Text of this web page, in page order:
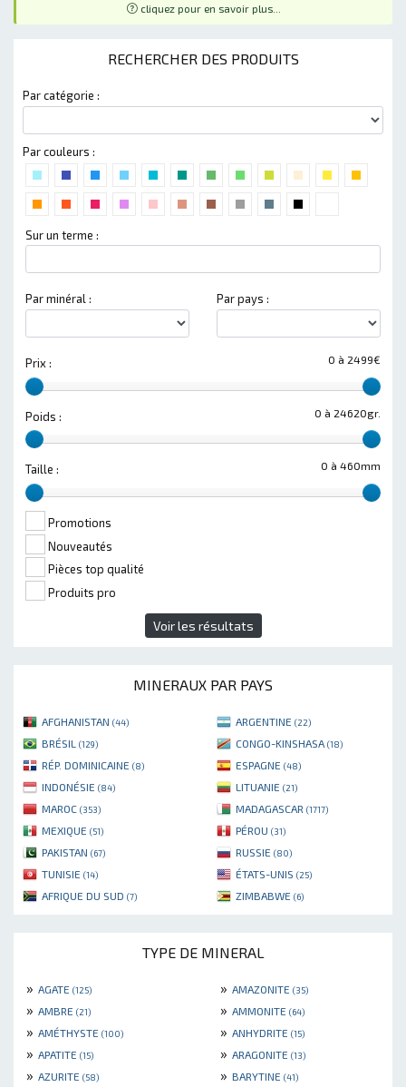
cliquez pour en savoir plus...
RECHERCHER DES PRODUITS
Par catégorie :
Par couleurs :
Sur un terme :
Par minéral : Par pays :
0 à 2499€
Prix :
0 à 24620gr.
Poids :
0 à 460mm
Taille :
Promotions
Nouveautés
Pièces top qualité
Produits pro
Voir les résultats
MINERAUX PAR PAYS
AFGHANISTAN (44) ARGENTINE (22)
BRÉSIL (129) CONGO-KINSHASA (18)
RÉP. DOMINICAINE (8) ESPAGNE (48)
INDONÉSIE (84) LITUANIE (21)
MAROC (353) MADAGASCAR (1717)
MEXIQUE (51) PÉROU (31)
PAKISTAN (67) RUSSIE (80)
TUNISIE (14) ÉTATS-UNIS (25)
AFRIQUE DU SUD (7) ZIMBABWE (6)
TYPE DE MINERAL
» AGATE (125) » AMAZONITE (35)
» AMBRE (21) » AMMONITE (64)
» AMÉTHYSTE (100) » ANHYDRITE (15)
» APATITE (15) » ARAGONITE (13)
» AZURITE (58) » BARYTINE (41)